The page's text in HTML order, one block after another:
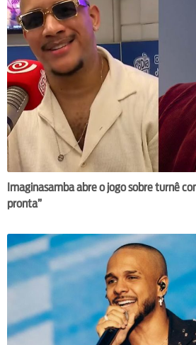
Imaginasamba abre o jogo sobre turnê
pronta”